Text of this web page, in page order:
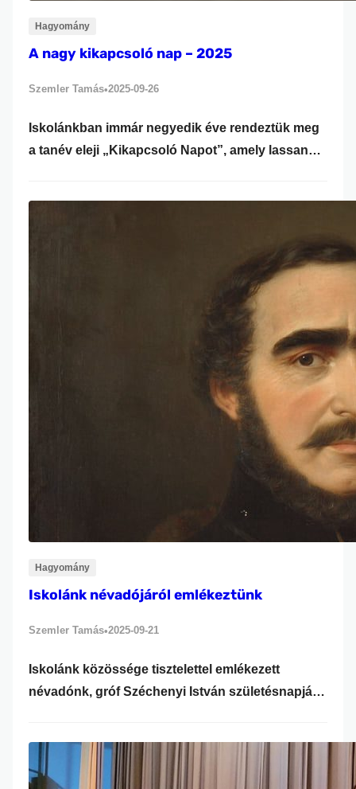
Hagyomány
A nagy kikapcsoló nap – 2025
Szemler Tamás•2025-09-26
Iskolánkban immár negyedik éve rendeztük meg
a tanév eleji „Kikapcsoló Napot”, amely lassan
Az idei Kikapcsoló Nap változatos programokat
kínált minden korosztálynak. A diákok egy
részének igazi kikapcsolódást jelentett…
Hagyomány
Iskolánk névadójáról emlékeztünk
Szemler Tamás•2025-09-21
Iskolánk közössége tisztelettel emlékezett
névadónk, gróf Széchenyi István születésnapjára.
tiszteletünket munkássága iránt. Életműve és
hazaszeretete máig példát mutat